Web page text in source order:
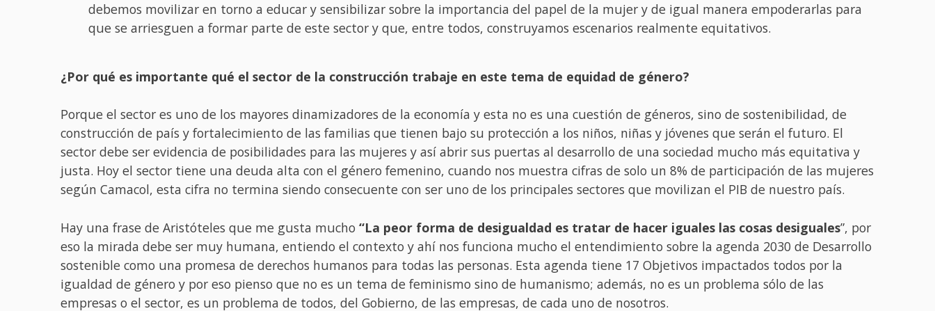
debemos movilizar en torno a educar y sensibilizar sobre la importancia del papel de la mujer y de igual manera empoderarlas para
que se arriesguen a formar parte de este sector y que, entre todos, construyamos escenarios realmente equitativos.
¿Por qué es importante qué el sector de la construcción trabaje en este tema de equidad de género?
Porque el sector es uno de los mayores dinamizadores de la economía y esta no es una cuestión de géneros, sino de sostenibilidad, de
construcción de país y fortalecimiento de las familias que tienen bajo su protección a los niños, niñas y jóvenes que serán el futuro. El
sector debe ser evidencia de posibilidades para las mujeres y así abrir sus puertas al desarrollo de una sociedad mucho más equitativa y
justa. Hoy el sector tiene una deuda alta con el género femenino, cuando nos muestra cifras de solo un 8% de participación de las mujeres
según Camacol, esta cifra no termina siendo consecuente con ser uno de los principales sectores que movilizan el PIB de nuestro país.
Hay una frase de Aristóteles que me gusta mucho “La peor forma de desigualdad es tratar de hacer iguales las cosas desiguales”, por
eso la mirada debe ser muy humana, entiendo el contexto y ahí nos funciona mucho el entendimiento sobre la agenda 2030 de Desarrollo
sostenible como una promesa de derechos humanos para todas las personas. Esta agenda tiene 17 Objetivos impactados todos por la
igualdad de género y por eso pienso que no es un tema de feminismo sino de humanismo; además, no es un problema sólo de las
empresas o el sector, es un problema de todos, del Gobierno, de las empresas, de cada uno de nosotros.